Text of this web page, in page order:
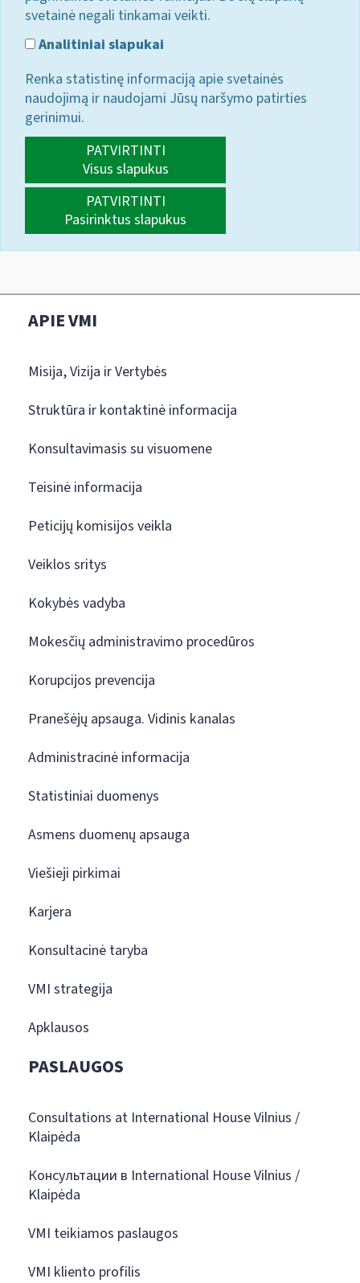
svetainė negali tinkamai veikti.
Analitiniai slapukai
Renka statistinę informaciją apie svetainės
naudojimą ir naudojami Jūsų naršymo patirties
gerinimui.
PATVIRTINTI
Visus slapukus
PATVIRTINTI
Pasirinktus slapukus
APIE VMI
Misija, Vizija ir Vertybės
Struktūra ir kontaktinė informacija
Konsultavimasis su visuomene
Teisinė informacija
Peticijų komisijos veikla
Veiklos sritys
Kokybės vadyba
Mokesčių administravimo procedūros
Korupcijos prevencija
Pranešėjų apsauga. Vidinis kanalas
Administracinė informacija
Statistiniai duomenys
Asmens duomenų apsauga
Viešieji pirkimai
Karjera
Konsultacinė taryba
VMI strategija
Apklausos
PASLAUGOS
Consultations at International House Vilnius /
Klaipėda
Консультации в International House Vilnius /
Klaipėda
VMI teikiamos paslaugos
VMI kliento profilis